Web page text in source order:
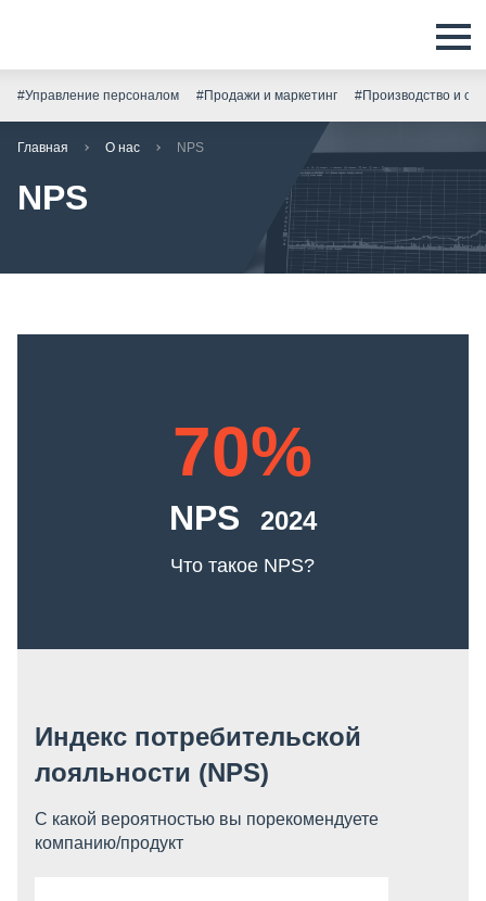
#Управление персоналом #Продажи и маркетинг #Производство и
Главная О нас NPS
NPS
70%
NPS 2024
Что такое NPS?
Индекс потребительской
лояльности (NPS)
С какой вероятностью вы порекомендуете
компанию/продукт